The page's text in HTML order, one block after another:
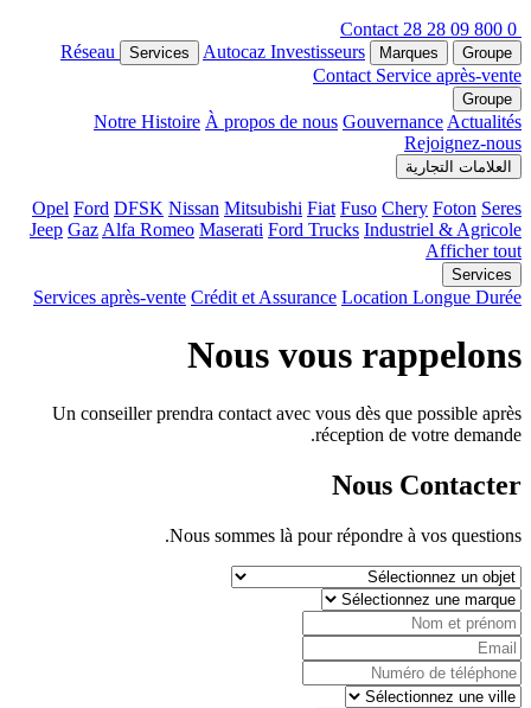
Contact
Groupe
Marques
Réseau Services Autocaz Investisseurs
Contact Service après-vente
Groupe
Notre Histoire À propos de nous Gouvernance Actualités
Rejoignez-nous
العلامات التجارية
Opel Ford DFSK Nissan Mitsubishi Fiat Fuso Chery Foton Seres
Jeep Gaz Alfa Romeo Maserati Ford Trucks Industriel & Agricole
Afficher tout
Services
Services après-vente Crédit et Assurance Location Longue Durée
Nous vous rappelons
Un conseiller prendra contact avec vous dès que possible après
réception de votre demande.
Nous Contacter
Nous sommes là pour répondre à vos questions.